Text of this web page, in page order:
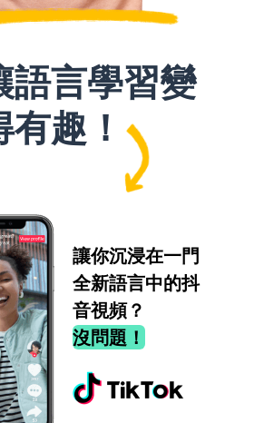
語言學習變
有趣！
讓你沉浸在一門
全新語言中的抖
音視頻？
沒問題！